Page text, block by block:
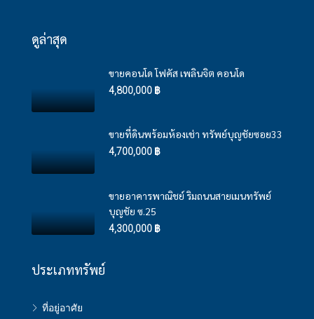
ดูล่าสุด
ขายคอนโด โฟคัส เพลินจิต คอนโด
4,800,000 ฿
ขายที่ดินพร้อมห้องเช่า ทรัพย์บุญชัยซอย33
4,700,000 ฿
ขายอาคารพาณิชย์ ริมถนนสายเมนทรัพย์
บุญชัย ซ.25
4,300,000 ฿
ประเภททรัพย์
ที่อยู่อาศัย